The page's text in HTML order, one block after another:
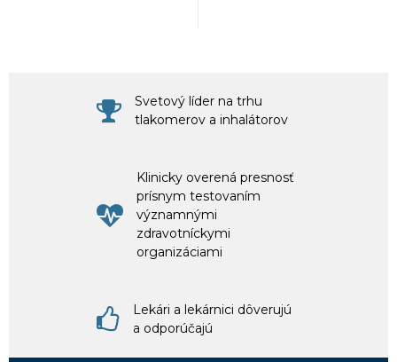
Svetový líder na trhu
tlakomerov a inhalátorov
Klinicky overená presnosť
prísnym testovaním
významnými
zdravotníckymi
organizáciami
Lekári a lekárnici dôverujú
a odporúčajú